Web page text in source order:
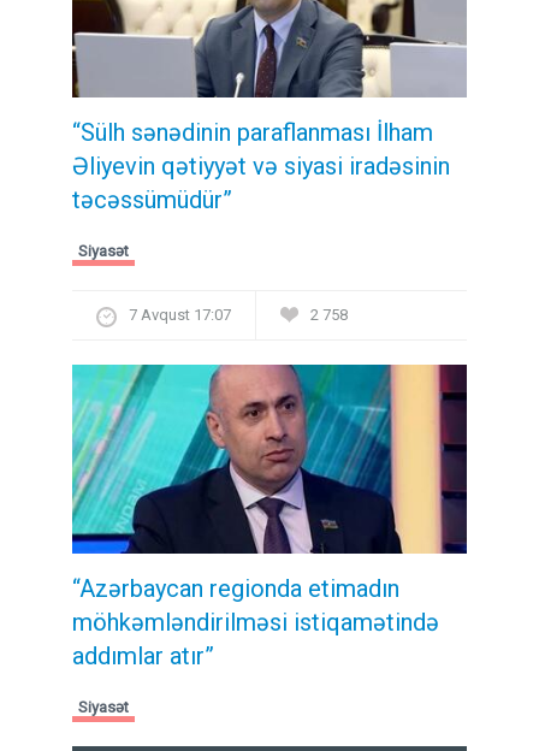
“Sülh sənədinin paraflanması İlham
Əliyevin qətiyyət və siyasi iradəsinin
təcəssümüdür”
Siyasət
7 Avqust 17:07 2 758
“Azərbaycan regionda etimadın
möhkəmləndirilməsi istiqamətində
addımlar atır”
Siyasət